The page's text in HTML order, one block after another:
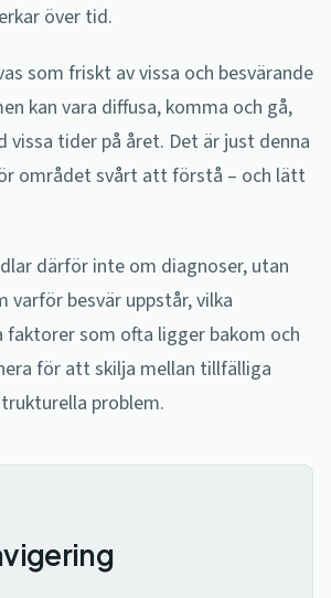
över tid.
som friskt av vissa och besvärande
kan vara diffusa, komma och gå,
vissa tider på året. Det är just denna
området svårt att förstå – och lätt
därför inte om diagnoser, utan
varför besvär uppstår, vilka
faktorer som ofta ligger bakom och
för att skilja mellan tillfälliga
problem.